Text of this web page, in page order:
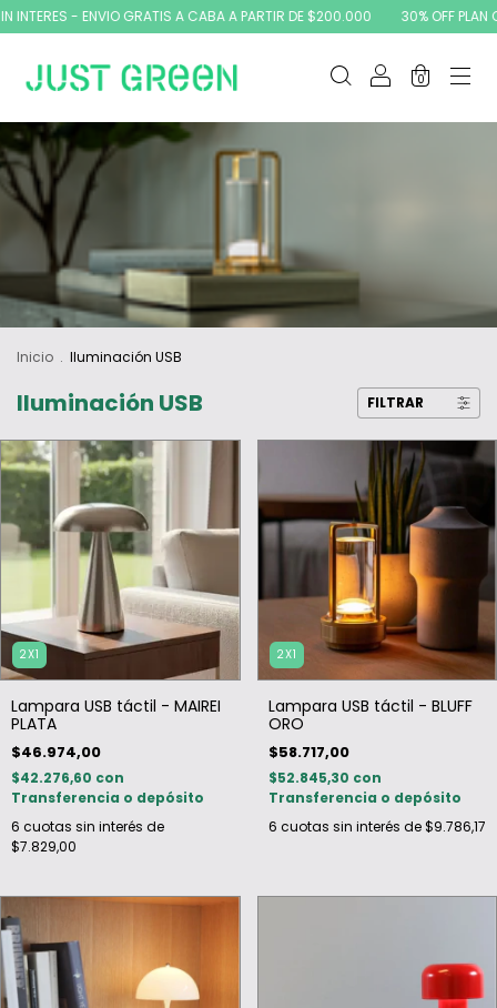
- ENVIO GRATIS A CABA A PARTIR DE $200.000 30% OFF PLAN
0
Inicio . Iluminación USB
Iluminación USB FILTRAR
2X1
Lampara USB táctil - MAIREI
PLATA
$46.974,00
$42.276,60 con
Transferencia o depósito
6 cuotas sin interés de
$7.829,00
2X1
Lampara USB táctil - BLUFF
ORO
$58.717,00
$52.845,30 con
Transferencia o depósito
6 cuotas sin interés de$9.786,17